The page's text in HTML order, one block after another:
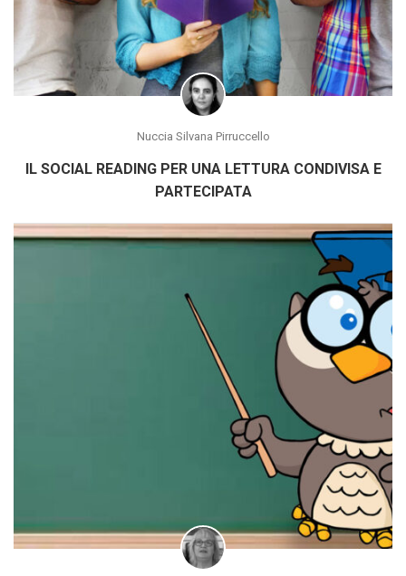
Nuccia Silvana Pirruccello
IL SOCIAL READING PER UNA LETTURA CONDIVISA E
PARTECIPATA